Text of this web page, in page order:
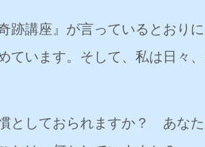
講座』が言っているとおり
います。そして、私は日々
としておられますか？ あな